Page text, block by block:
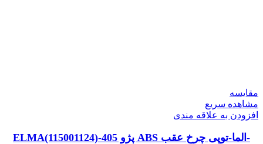
مقایسه
مشاهده سریع
افزودن به علاقه مندی
-الما-توپی چرخ عقب ABS پژو 405-ELMA(115001124)